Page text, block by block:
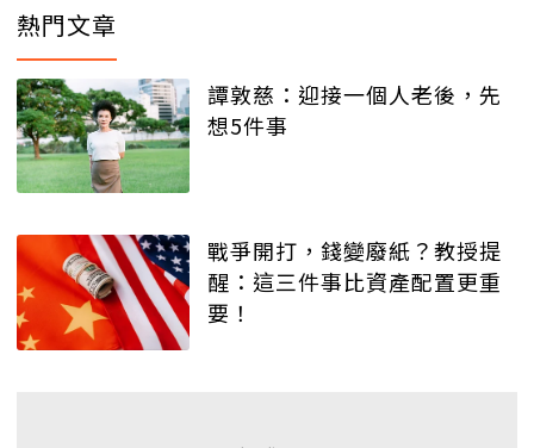
熱門文章
譚敦慈：迎接一個人老後，先
想5件事
戰爭開打，錢變廢紙？教授提
醒：這三件事比資產配置更重
要！